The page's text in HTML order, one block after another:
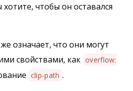
чтобы он оставался
означает, что они могут
свойствами, как overflow:
clip-path .